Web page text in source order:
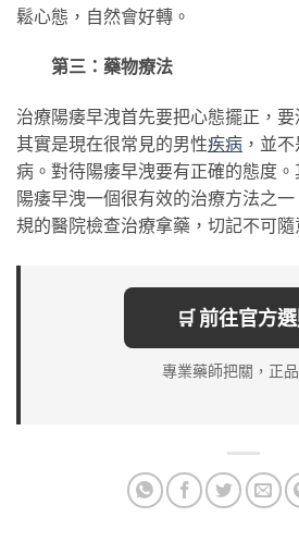
鬆心態，自然會好轉。
第三：藥物療法
治療陽痿早洩首先要把心態擺正，
其實是現在很常見的男性疾病 ，並
病。對待陽痿早洩要有正確的態度
陽痿早洩一個很有效的治療方法之
規的醫院檢查治療拿藥，切記不可隨
🛒 前往官方
專業藥師把關，正